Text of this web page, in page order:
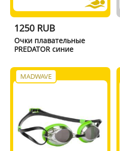
1250 RUB
Очки плавательные
PREDATOR синие
MADWAVE